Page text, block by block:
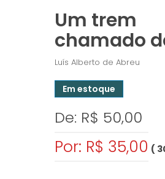
Um trem
chamado
Luís Alberto de Abreu
Em estoque
De: R$ 50,00
Por: R$ 35,00 (